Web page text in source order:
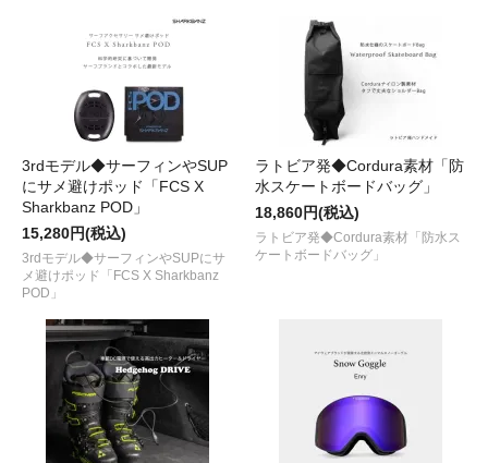
3rdモデル◆サーフィンやSUP
にサメ避けポッド「FCS X
Sharkbanz POD」
15,280円(税込)
3rdモデル◆サーフィンやSUPにサ
メ避けポッド「FCS X Sharkbanz
POD」
ラトビア発◆Cordura素材「防
水スケートボードバッグ」
18,860円(税込)
ラトビア発◆Cordura素材「防水ス
ケートボードバッグ」